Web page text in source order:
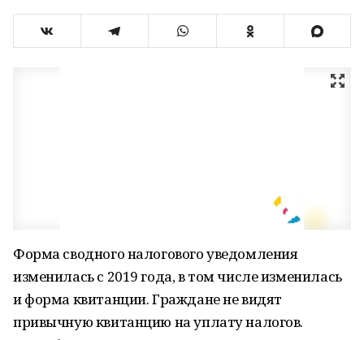
Форма сводного налогового уведомления
изменилась с 2019 года, в том числе изменилась
и форма квитанции. Граждане не видят
привычную квитанцию на уплату налогов.